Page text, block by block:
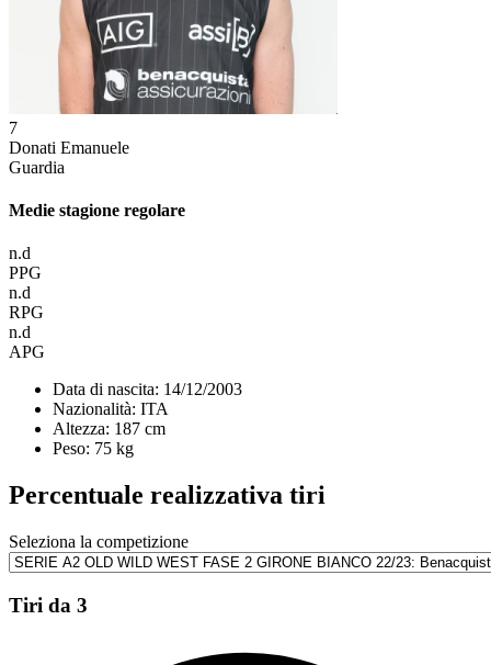
7
Donati Emanuele
Guardia
Medie stagione regolare
n.d
PPG
n.d
RPG
n.d
APG
Data di nascita: 14/12/2003
Nazionalità: ITA
Altezza: 187 cm
Peso: 75 kg
Percentuale realizzativa tiri
Seleziona la competizione
Tiri da 3